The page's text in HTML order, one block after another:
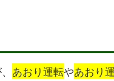
あおり運転やあおり